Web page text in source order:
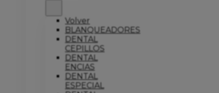
Volver
BLANQUEADORES
DENTAL
CEPILLOS
DENTAL
ENCIAS
DENTAL
ESPECIAL